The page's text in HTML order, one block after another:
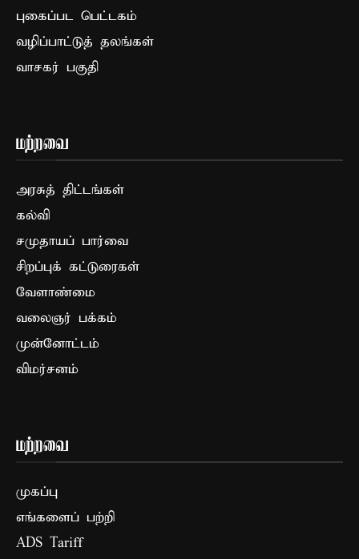
புகைப்பட பெட்டகம்
வழிப்பாட்டுத் தலங்கள்
வாசகர் பகுதி
மற்றவை
அரசுத் திட்டங்கள்
கல்வி
சமுதாயப் பார்வை
சிறப்புக் கட்டுரைகள்
வேளாண்மை
வலைஞர் பக்கம்
முன்னோட்டம்
விமர்சனம்
மற்றவை
முகப்பு
எங்களைப் பற்றி
ADS Tariff